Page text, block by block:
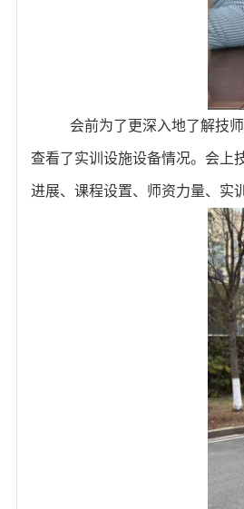
会前为了更深入地了解技
查看了实训设施设备情况。会上
进展、课程设置、师资力量、实